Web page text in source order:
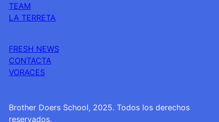
TEAM
LA TERRETA
FRESH NEWS
CONTACTA
VORACES
Brother Doers School, 2025. Todos los derechos
reservados.